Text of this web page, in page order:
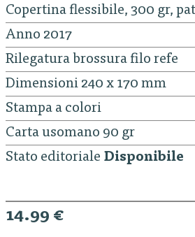
Copertina flessibile, 300 gr,
Anno 2017
Rilegatura brossura filo refe
Dimensioni 240 x 170 mm
Stampa a colori
Carta usomano 90 gr
Stato editoriale Disponibile
14.99 €